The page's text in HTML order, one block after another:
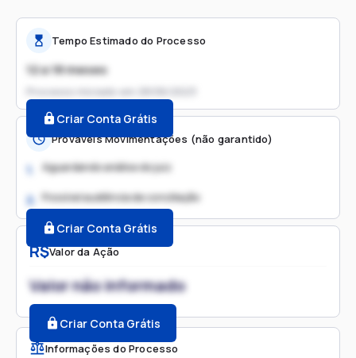
R$Valor da Ação
Valor não informado
Criar Conta Grátis
Informações do Processo
Tempo Estimado do Processo
12 a 18 meses
Processo iniciado em
Criar Conta Grátis
Prováveis Movimentações (não garantido)
1. Aguardando análise do juiz
2. Possível audiência de conciliação
Criar Conta Grátis